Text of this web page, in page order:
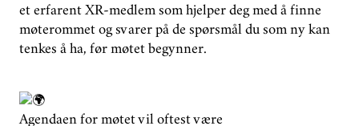
et erfarent XR-medlem som hjelper deg med å finne
møterommet og svarer på de spørsmål du som ny kan
tenkes å ha, før møtet begynner.
Agendaen for møtet vil oftest være